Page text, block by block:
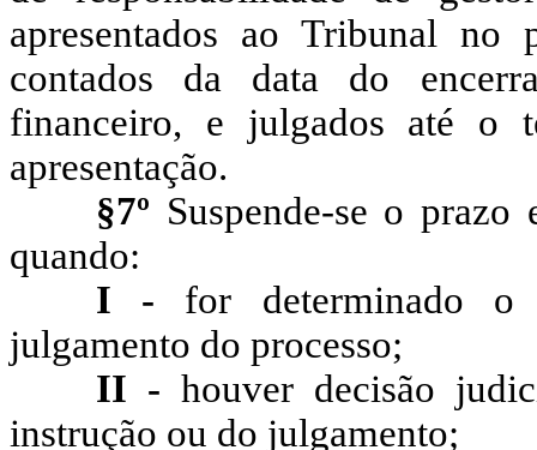
apresentados ao Tribunal
contados da data do
financeiro, e julgados até o
apresentação.
§7º Suspende-se o
quando:
I - for determinado o
julgamento do processo;
II - houver decisão
instrução ou do julgamento;